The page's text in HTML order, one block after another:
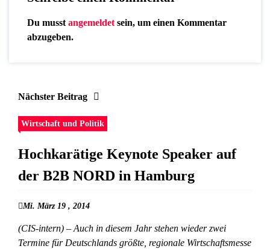
Du musst angemeldet sein, um einen Kommentar
abzugeben.
Nächster Beitrag
Wirtschaft und Politik
Hochkarätige Keynote Speaker auf
der B2B NORD in Hamburg
Mi. März 19 , 2014
(CIS-intern) – Auch in diesem Jahr stehen wieder zwei
Termine für Deutschlands größte, regionale Wirtschaftsmesse